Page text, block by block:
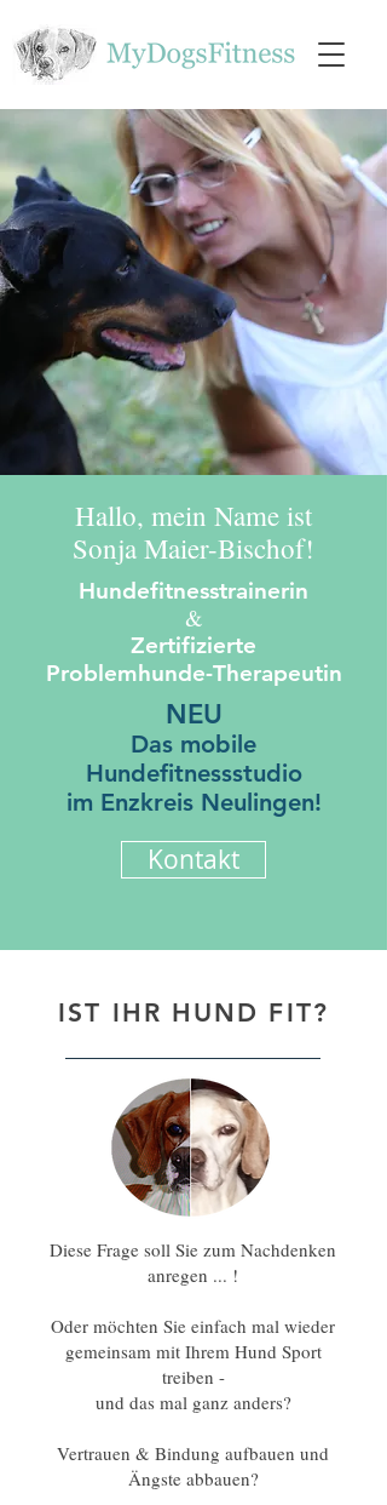
Hallo, mein Name ist
Sonja Maier-Bischof!
Hundefitnesstrainerin
&
Zertifizierte
Problemhunde-Therapeutin
NEU
Das mobile
Hundefitnessstudio
im Enzkreis Neulingen!
Kontakt
IST IHR HUND FIT?
Diese Frage soll Sie zum Nachdenken
anregen ... !
Oder möchten Sie einfach mal wieder
gemeinsam mit Ihrem Hund Sport
treiben -
und das mal ganz anders?
Vertrauen & Bindung aufbauen und
Ängste abbauen?